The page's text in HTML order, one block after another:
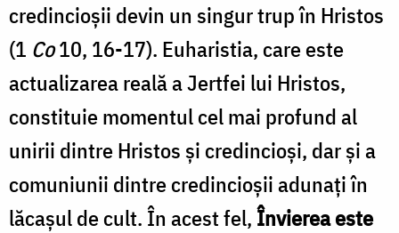
credincioșii devin un singur trup în Hristos
(1 Co10, 16-17). Euharistia, care este
actualizarea reală a Jertfei lui Hristos,
constituie momentul cel mai profund al
unirii dintre Hristos și credincioși, dar și a
comuniunii dintre credincioșii adunați în
lăcașul de cult. În acest fel,Învierea este